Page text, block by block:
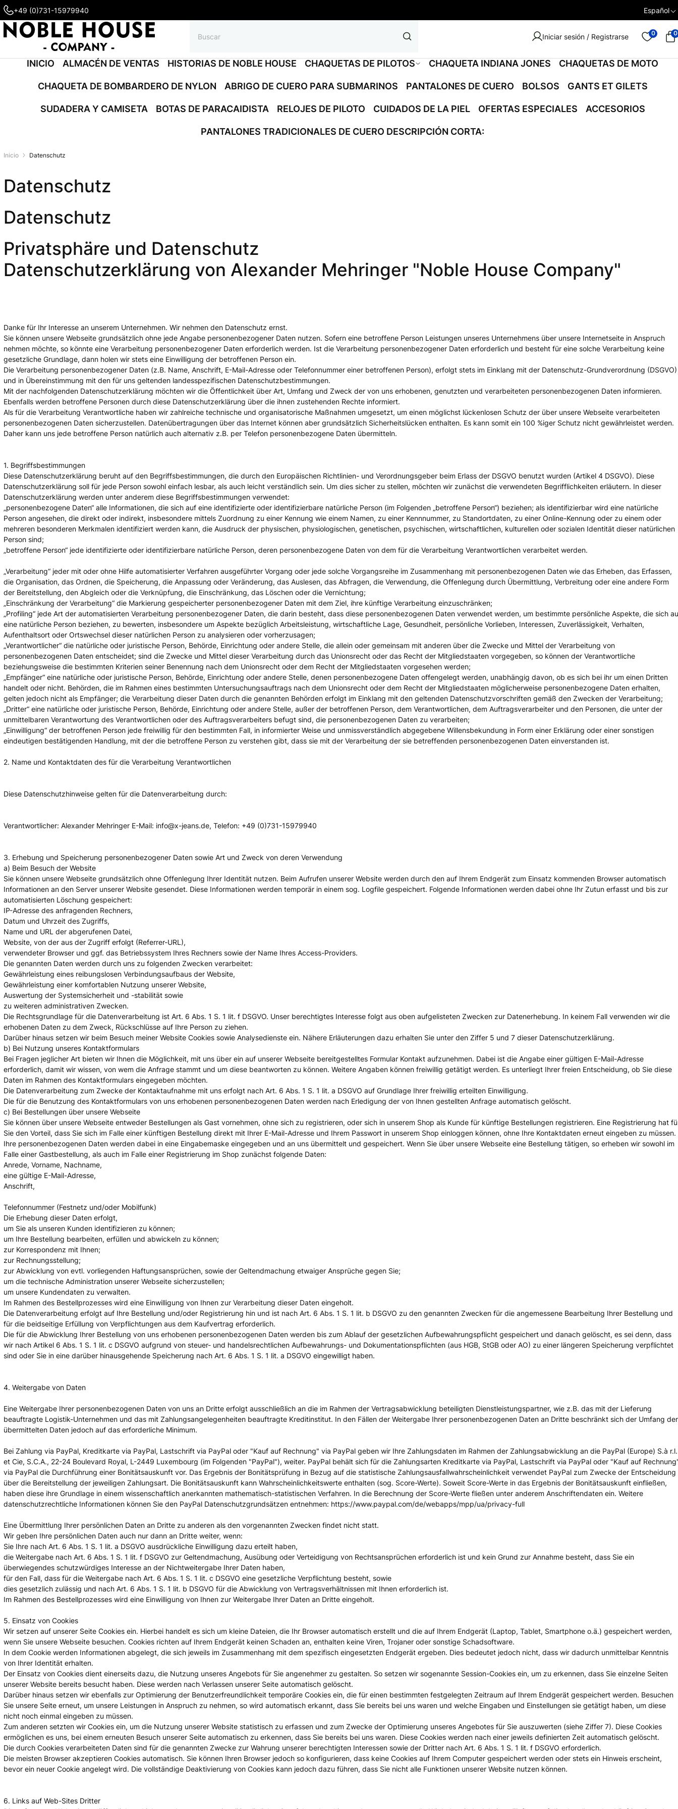
+49 (0)731-15979940 Español
Iniciar sesión / Registrarse 0 0
INICIO ALMACÉN DE VENTAS HISTORIAS DE NOBLE HOUSE CHAQUETAS DE PILOTOS CHAQUETA INDIANA JONES CHAQUETAS DE MOTO
CHAQUETA DE BOMBARDERO DE NYLON ABRIGO DE CUERO PARA SUBMARINOS PANTALONES DE CUERO BOLSOS GANTS ET GILETS
SUDADERA Y CAMISETA BOTAS DE PARACAIDISTA RELOJES DE PILOTO CUIDADOS DE LA PIEL OFERTAS ESPECIALES ACCESORIOS
PANTALONES TRADICIONALES DE CUERO DESCRIPCIÓN CORTA:
Inicio Datenschutz
Datenschutz
Datenschutz
Privatsphäre und Datenschutz
Datenschutzerklärung von Alexander Mehringer "Noble House Company"
Danke für Ihr Interesse an unserem Unternehmen. Wir nehmen den Datenschutz ernst.
Sie können unsere Webseite grundsätzlich ohne jede Angabe personenbezogener Daten nutzen. Sofern eine betroffene Person Leistungen unseres Unternehmens über unsere Internetseite in Anspruch
nehmen möchte, so könnte eine Verarbeitung personenbezogener Daten erforderlich werden. Ist die Verarbeitung personenbezogener Daten erforderlich und besteht für eine solche Verarbeitung keine
gesetzliche Grundlage, dann holen wir stets eine Einwilligung der betroffenen Person ein.
Die Verarbeitung personenbezogener Daten (z.B. Name, Anschrift, E-Mail-Adresse oder Telefonnummer einer betroffenen Person), erfolgt stets im Einklang mit der Datenschutz-Grundverordnung (DSGVO)
und in Übereinstimmung mit den für uns geltenden landesspezifischen Datenschutzbestimmungen.
Mit der nachfolgenden Datenschutzerklärung möchten wir die Öffentlichkeit über Art, Umfang und Zweck der von uns erhobenen, genutzten und verarbeiteten personenbezogenen Daten informieren.
Ebenfalls werden betroffene Personen durch diese Datenschutzerklärung über die ihnen zustehenden Rechte informiert.
Als für die Verarbeitung Verantwortliche haben wir zahlreiche technische und organisatorische Maßnahmen umgesetzt, um einen möglichst lückenlosen Schutz der über unsere Webseite verarbeiteten
personenbezogenen Daten sicherzustellen. Datenübertragungen über das Internet können aber grundsätzlich Sicherheitslücken enthalten. Es kann somit ein 100 %iger Schutz nicht gewährleistet werden.
Daher kann uns jede betroffene Person natürlich auch alternativ z.B. per Telefon personenbezogene Daten übermitteln.
1. Begriffsbestimmungen
Diese Datenschutzerklärung beruht auf den Begriffsbestimmungen, die durch den Europäischen Richtlinien- und Verordnungsgeber beim Erlass der DSGVO benutzt wurden (Artikel 4 DSGVO). Diese
Datenschutzerklärung soll für jede Person sowohl einfach lesbar, als auch leicht verständlich sein. Um dies sicher zu stellen, möchten wir zunächst die verwendeten Begrifflichkeiten erläutern. In dieser
Datenschutzerklärung werden unter anderem diese Begriffsbestimmungen verwendet:
„personenbezogene Daten“ alle Informationen, die sich auf eine identifizierte oder identifizierbare natürliche Person (im Folgenden „betroffene Person“) beziehen; als identifizierbar wird eine natürliche
Person angesehen, die direkt oder indirekt, insbesondere mittels Zuordnung zu einer Kennung wie einem Namen, zu einer Kennnummer, zu Standortdaten, zu einer Online-Kennung oder zu einem oder
mehreren besonderen Merkmalen identifiziert werden kann, die Ausdruck der physischen, physiologischen, genetischen, psychischen, wirtschaftlichen, kulturellen oder sozialen Identität dieser natürlichen
Person sind;
„betroffene Person“ jede identifizierte oder identifizierbare natürliche Person, deren personenbezogene Daten von dem für die Verarbeitung Verantwortlichen verarbeitet werden.
„Verarbeitung“ jeder mit oder ohne Hilfe automatisierter Verfahren ausgeführter Vorgang oder jede solche Vorgangsreihe im Zusammenhang mit personenbezogenen Daten wie das Erheben, das Erfassen,
die Organisation, das Ordnen, die Speicherung, die Anpassung oder Veränderung, das Auslesen, das Abfragen, die Verwendung, die Offenlegung durch Übermittlung, Verbreitung oder eine andere Form
der Bereitstellung, den Abgleich oder die Verknüpfung, die Einschränkung, das Löschen oder die Vernichtung;
„Einschränkung der Verarbeitung“ die Markierung gespeicherter personenbezogener Daten mit dem Ziel, ihre künftige Verarbeitung einzuschränken;
„Profiling“ jede Art der automatisierten Verarbeitung personenbezogener Daten, die darin besteht, dass diese personenbezogenen Daten verwendet werden, um bestimmte persönliche Aspekte, die sich
eine natürliche Person beziehen, zu bewerten, insbesondere um Aspekte bezüglich Arbeitsleistung, wirtschaftliche Lage, Gesundheit, persönliche Vorlieben, Interessen, Zuverlässigkeit, Verhalten,
Aufenthaltsort oder Ortswechsel dieser natürlichen Person zu analysieren oder vorherzusagen;
„Verantwortlicher“ die natürliche oder juristische Person, Behörde, Einrichtung oder andere Stelle, die allein oder gemeinsam mit anderen über die Zwecke und Mittel der Verarbeitung von
personenbezogenen Daten entscheidet; sind die Zwecke und Mittel dieser Verarbeitung durch das Unionsrecht oder das Recht der Mitgliedstaaten vorgegeben, so können der Verantwortliche
beziehungsweise die bestimmten Kriterien seiner Benennung nach dem Unionsrecht oder dem Recht der Mitgliedstaaten vorgesehen werden;
„Empfänger“ eine natürliche oder juristische Person, Behörde, Einrichtung oder andere Stelle, denen personenbezogene Daten offengelegt werden, unabhängig davon, ob es sich bei ihr um einen Dritten
handelt oder nicht. Behörden, die im Rahmen eines bestimmten Untersuchungsauftrags nach dem Unionsrecht oder dem Recht der Mitgliedstaaten möglicherweise personenbezogene Daten erhalten,
gelten jedoch nicht als Empfänger; die Verarbeitung dieser Daten durch die genannten Behörden erfolgt im Einklang mit den geltenden Datenschutzvorschriften gemäß den Zwecken der Verarbeitung;
„Dritter“ eine natürliche oder juristische Person, Behörde, Einrichtung oder andere Stelle, außer der betroffenen Person, dem Verantwortlichen, dem Auftragsverarbeiter und den Personen, die unter der
unmittelbaren Verantwortung des Verantwortlichen oder des Auftragsverarbeiters befugt sind, die personenbezogenen Daten zu verarbeiten;
„Einwilligung“ der betroffenen Person jede freiwillig für den bestimmten Fall, in informierter Weise und unmissverständlich abgegebene Willensbekundung in Form einer Erklärung oder einer sonstigen
eindeutigen bestätigenden Handlung, mit der die betroffene Person zu verstehen gibt, dass sie mit der Verarbeitung der sie betreffenden personenbezogenen Daten einverstanden ist.
2. Name und Kontaktdaten des für die Verarbeitung Verantwortlichen
Diese Datenschutzhinweise gelten für die Datenverarbeitung durch:
Verantwortlicher: Alexander Mehringer E-Mail: info@x-jeans.de, Telefon: +49 (0)731-15979940
3. Erhebung und Speicherung personenbezogener Daten sowie Art und Zweck von deren Verwendung
a) Beim Besuch der Website
Sie können unsere Webseite grundsätzlich ohne Offenlegung Ihrer Identität nutzen. Beim Aufrufen unserer Website werden durch den auf Ihrem Endgerät zum Einsatz kommenden Browser automatisch
Informationen an den Server unserer Website gesendet. Diese Informationen werden temporär in einem sog. Logfile gespeichert. Folgende Informationen werden dabei ohne Ihr Zutun erfasst und bis zur
automatisierten Löschung gespeichert:
IP-Adresse des anfragenden Rechners,
Datum und Uhrzeit des Zugriffs,
Name und URL der abgerufenen Datei,
Website, von der aus der Zugriff erfolgt (Referrer-URL),
verwendeter Browser und ggf. das Betriebssystem Ihres Rechners sowie der Name Ihres Access-Providers.
Die genannten Daten werden durch uns zu folgenden Zwecken verarbeitet:
Gewährleistung eines reibungslosen Verbindungsaufbaus der Website,
Gewährleistung einer komfortablen Nutzung unserer Website,
Auswertung der Systemsicherheit und -stabilität sowie
zu weiteren administrativen Zwecken.
Die Rechtsgrundlage für die Datenverarbeitung ist Art. 6 Abs. 1 S. 1 lit. f DSGVO. Unser berechtigtes Interesse folgt aus oben aufgelisteten Zwecken zur Datenerhebung. In keinem Fall verwenden wir die
erhobenen Daten zu dem Zweck, Rückschlüsse auf Ihre Person zu ziehen.
Darüber hinaus setzen wir beim Besuch meiner Website Cookies sowie Analysedienste ein. Nähere Erläuterungen dazu erhalten Sie unter den Ziffer 5 und 7 dieser Datenschutzerklärung.
b) Bei Nutzung unseres Kontaktformulars
Bei Fragen jeglicher Art bieten wir Ihnen die Möglichkeit, mit uns über ein auf unserer Webseite bereitgestelltes Formular Kontakt aufzunehmen. Dabei ist die Angabe einer gültigen E-Mail-Adresse
erforderlich, damit wir wissen, von wem die Anfrage stammt und um diese beantworten zu können. Weitere Angaben können freiwillig getätigt werden. Es unterliegt Ihrer freien Entscheidung, ob Sie diese
Daten im Rahmen des Kontaktformulars eingegeben möchten.
Die Datenverarbeitung zum Zwecke der Kontaktaufnahme mit uns erfolgt nach Art. 6 Abs. 1 S. 1 lit. a DSGVO auf Grundlage Ihrer freiwillig erteilten Einwilligung.
Die für die Benutzung des Kontaktformulars von uns erhobenen personenbezogenen Daten werden nach Erledigung der von Ihnen gestellten Anfrage automatisch gelöscht.
c) Bei Bestellungen über unsere Webseite
Sie können über unsere Webseite entweder Bestellungen als Gast vornehmen, ohne sich zu registrieren, oder sich in unserem Shop als Kunde für künftige Bestellungen registrieren. Eine Registrierung hat
Sie den Vorteil, dass Sie sich im Falle einer künftigen Bestellung direkt mit Ihrer E-Mail-Adresse und Ihrem Passwort in unserem Shop einloggen können, ohne Ihre Kontaktdaten erneut eingeben zu müssen.
Ihre personenbezogenen Daten werden dabei in eine Eingabemaske eingegeben und an uns übermittelt und gespeichert. Wenn Sie über unsere Webseite eine Bestellung tätigen, so erheben wir sowohl im
Falle einer Gastbestellung, als auch im Falle einer Registrierung im Shop zunächst folgende Daten:
Anrede, Vorname, Nachname,
eine gültige E-Mail-Adresse,
Anschrift,
Telefonnummer (Festnetz und/oder Mobilfunk)
Die Erhebung dieser Daten erfolgt,
um Sie als unseren Kunden identifizieren zu können;
um Ihre Bestellung bearbeiten, erfüllen und abwickeln zu können;
zur Korrespondenz mit Ihnen;
zur Rechnungsstellung;
zur Abwicklung von evtl. vorliegenden Haftungsansprüchen, sowie der Geltendmachung etwaiger Ansprüche gegen Sie;
um die technische Administration unserer Webseite sicherzustellen;
um unsere Kundendaten zu verwalten.
Im Rahmen des Bestellprozesses wird eine Einwilligung von Ihnen zur Verarbeitung dieser Daten eingeholt.
Die Datenverarbeitung erfolgt auf Ihre Bestellung und/oder Registrierung hin und ist nach Art. 6 Abs. 1 S. 1 lit. b DSGVO zu den genannten Zwecken für die angemessene Bearbeitung Ihrer Bestellung und
für die beidseitige Erfüllung von Verpflichtungen aus dem Kaufvertrag erforderlich.
Die für die Abwicklung Ihrer Bestellung von uns erhobenen personenbezogenen Daten werden bis zum Ablauf der gesetzlichen Aufbewahrungspflicht gespeichert und danach gelöscht, es sei denn, dass
wir nach Artikel 6 Abs. 1 S. 1 lit. c DSGVO aufgrund von steuer- und handelsrechtlichen Aufbewahrungs- und Dokumentationspflichten (aus HGB, StGB oder AO) zu einer längeren Speicherung verpflichtet
sind oder Sie in eine darüber hinausgehende Speicherung nach Art. 6 Abs. 1 S. 1 lit. a DSGVO eingewilligt haben.
4. Weitergabe von Daten
Eine Weitergabe Ihrer personenbezogenen Daten von uns an Dritte erfolgt ausschließlich an die im Rahmen der Vertragsabwicklung beteiligten Dienstleistungspartner, wie z.B. das mit der Lieferung
beauftragte Logistik-Unternehmen und das mit Zahlungsangelegenheiten beauftragte Kreditinstitut. In den Fällen der Weitergabe Ihrer personenbezogenen Daten an Dritte beschränkt sich der Umfang der
übermittelten Daten jedoch auf das erforderliche Minimum.
Bei Zahlung via PayPal, Kreditkarte via PayPal, Lastschrift via PayPal oder "Kauf auf Rechnung" via PayPal geben wir Ihre Zahlungsdaten im Rahmen der Zahlungsabwicklung an die PayPal (Europe) S.à r.l.
et Cie, S.C.A., 22-24 Boulevard Royal, L-2449 Luxembourg (im Folgenden "PayPal"), weiter. PayPal behält sich für die Zahlungsarten Kreditkarte via PayPal, Lastschrift via PayPal oder "Kauf auf
via PayPal die Durchführung einer Bonitätsauskunft vor. Das Ergebnis der Bonitätsprüfung in Bezug auf die statistische Zahlungsausfallwahrscheinlichkeit verwendet PayPal zum Zwecke der Entscheidung
über die Bereitstellung der jeweiligen Zahlungsart. Die Bonitätsauskunft kann Wahrscheinlichkeitswerte enthalten (sog. Score-Werte). Soweit Score-Werte in das Ergebnis der Bonitätsauskunft einfließen,
haben diese ihre Grundlage in einem wissenschaftlich anerkannten mathematisch-statistischen Verfahren. In die Berechnung der Score-Werte fließen unter anderem Anschriftendaten ein. Weitere
datenschutzrechtliche Informationen können Sie den PayPal Datenschutzgrundsätzen entnehmen: https://www.paypal.com/de/webapps/mpp/ua/privacy-full
Eine Übermittlung Ihrer persönlichen Daten an Dritte zu anderen als den vorgenannten Zwecken findet nicht statt.
Wir geben Ihre persönlichen Daten auch nur dann an Dritte weiter, wenn:
Sie Ihre nach Art. 6 Abs. 1 S. 1 lit. a DSGVO ausdrückliche Einwilligung dazu erteilt haben,
die Weitergabe nach Art. 6 Abs. 1 S. 1 lit. f DSGVO zur Geltendmachung, Ausübung oder Verteidigung von Rechtsansprüchen erforderlich ist und kein Grund zur Annahme besteht, dass Sie ein
überwiegendes schutzwürdiges Interesse an der Nichtweitergabe Ihrer Daten haben,
für den Fall, dass für die Weitergabe nach Art. 6 Abs. 1 S. 1 lit. c DSGVO eine gesetzliche Verpflichtung besteht, sowie
dies gesetzlich zulässig und nach Art. 6 Abs. 1 S. 1 lit. b DSGVO für die Abwicklung von Vertragsverhältnissen mit Ihnen erforderlich ist.
Im Rahmen des Bestellprozesses wird eine Einwilligung von Ihnen zur Weitergabe Ihrer Daten an Dritte eingeholt.
5. Einsatz von Cookies
Wir setzen auf unserer Seite Cookies ein. Hierbei handelt es sich um kleine Dateien, die Ihr Browser automatisch erstellt und die auf Ihrem Endgerät (Laptop, Tablet, Smartphone o.ä.) gespeichert werden,
wenn Sie unsere Webseite besuchen. Cookies richten auf Ihrem Endgerät keinen Schaden an, enthalten keine Viren, Trojaner oder sonstige Schadsoftware.
In dem Cookie werden Informationen abgelegt, die sich jeweils im Zusammenhang mit dem spezifisch eingesetzten Endgerät ergeben. Dies bedeutet jedoch nicht, dass wir dadurch unmittelbar Kenntnis
von Ihrer Identität erhalten.
Der Einsatz von Cookies dient einerseits dazu, die Nutzung unseres Angebots für Sie angenehmer zu gestalten. So setzen wir sogenannte Session-Cookies ein, um zu erkennen, dass Sie einzelne Seiten
unserer Website bereits besucht haben. Diese werden nach Verlassen unserer Seite automatisch gelöscht.
Darüber hinaus setzen wir ebenfalls zur Optimierung der Benutzerfreundlichkeit temporäre Cookies ein, die für einen bestimmten festgelegten Zeitraum auf Ihrem Endgerät gespeichert werden. Besuchen
Sie unsere Seite erneut, um unsere Leistungen in Anspruch zu nehmen, so wird automatisch erkannt, dass Sie bereits bei uns waren und welche Eingaben und Einstellungen sie getätigt haben, um diese
nicht noch einmal eingeben zu müssen.
Zum anderen setzten wir Cookies ein, um die Nutzung unserer Website statistisch zu erfassen und zum Zwecke der Optimierung unseres Angebotes für Sie auszuwerten (siehe Ziffer 7). Diese Cookies
ermöglichen es uns, bei einem erneuten Besuch unserer Seite automatisch zu erkennen, dass Sie bereits bei uns waren. Diese Cookies werden nach einer jeweils definierten Zeit automatisch gelöscht.
Die durch Cookies verarbeiteten Daten sind für die genannten Zwecke zur Wahrung unserer berechtigten Interessen sowie der Dritter nach Art. 6 Abs. 1 S. 1 lit. f DSGVO erforderlich.
Die meisten Browser akzeptieren Cookies automatisch. Sie können Ihren Browser jedoch so konfigurieren, dass keine Cookies auf Ihrem Computer gespeichert werden oder stets ein Hinweis erscheint,
bevor ein neuer Cookie angelegt wird. Die vollständige Deaktivierung von Cookies kann jedoch dazu führen, dass Sie nicht alle Funktionen unserer Website nutzen können.
6. Links auf Web-Sites Dritter